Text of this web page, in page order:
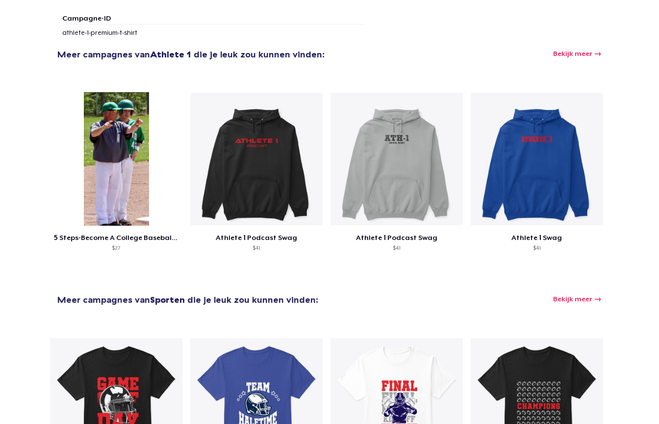
Campagne-ID
athlete-1-premium-t-shirt
Meer campagnes vanAthlete 1 die je leuk zou kunnen vinden: Bekijk meer
5 Steps-Become A College Baseball Player
$27
Athlete 1 Podcast Swag
$41
Athlete 1 Podcast Swag
$41
Athlete 1 Swag
$41
Meer campagnes vanSporten die je leuk zou kunnen vinden: Bekijk meer
item aan winkelwagen toegevoegd